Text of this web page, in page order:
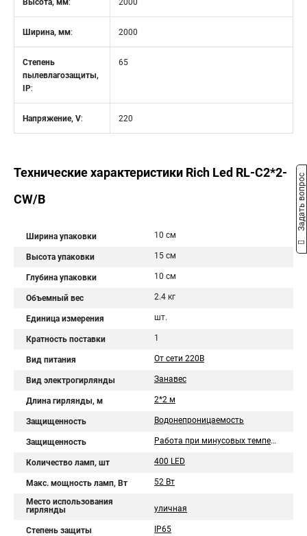
Высота, мм: 2000
Ширина, мм: 2000
Степень
пылевлагозащиты,
IP:
65
Напряжение, V: 220
Технические характеристики Rich Led RL-C2*2-
CW/B
Ширина упаковки 10 см
Высота упаковки 15 см
Глубина упаковки 10 см
Объемный вес 2.4 кг
Единица измерения шт.
Кратность поставки 1
Вид питания От сети 220В
Вид электрогирлянды Занавес
Длина гирлянды, м 2*2 м
Защищенность Водонепроницаемость
Защищенность Работа при минусовых температурах
Количество ламп, шт 400 LED
Макс. мощность ламп, Вт 52 Вт
Место использования
гирлянды
уличная
Степень защиты IP65
Задать вопрос